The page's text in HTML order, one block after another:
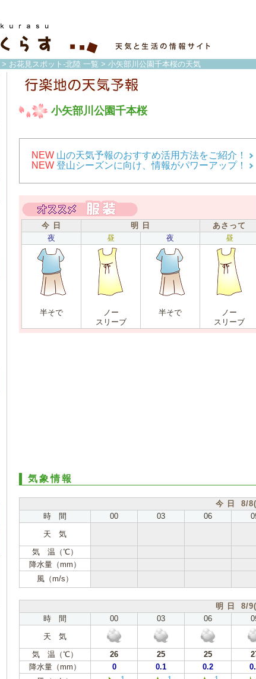
> お花見スポット-北陸 一覧 > 小矢部川公園千本桜の天気
小矢部川公園千本桜
NEW 山の天気予報のおすすめ活用方法をご紹介！
NEW 登山シーズンに向け、情報がパワーアップ！
今 日 明 日
あさって
夜
昼 夜 昼
半そで
ノー
スリーブ
半そで
ノー
スリーブ
気象情報
今 日 8/
時 間
00 03 06
天 気
気 温（℃）
降水量（mm）
風（m/s）
明 日 8/
時 間
00 03 06
天 気
気 温（℃）
26 25 25
降水量（mm）
0 0.1 0.2